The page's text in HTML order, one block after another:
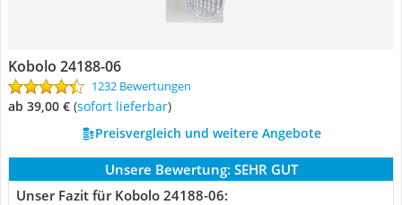
Kobolo 24188-06
1232 Bewertungen
ab 39,00 € ( Sofort lieferbar)
Preisvergleich und weitere Angebote
Unsere Bewertung: SEHR GUT
Unser Fazit für Kobolo 24188-06: